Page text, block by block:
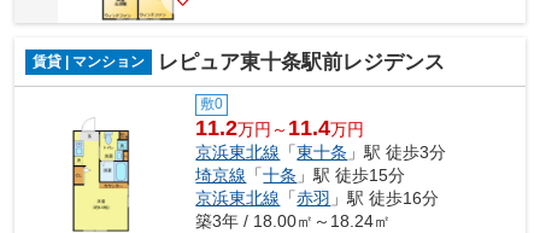
賃貸 | マンション レピュア東十条駅前レジデンス
敷0
11.2万円～ 11.4万円
京浜東北線 「東十条 」駅 徒歩3分
埼京線 「十条 」駅 徒歩15分
京浜東北線 「赤羽 」駅 徒歩16分
築3年 / 18.00㎡～18.24㎡